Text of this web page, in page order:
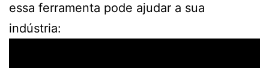
essa ferramenta pode ajudar a sua
indústria: